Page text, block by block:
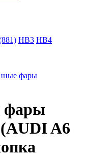
HB3 HB4
фары
фары
A6